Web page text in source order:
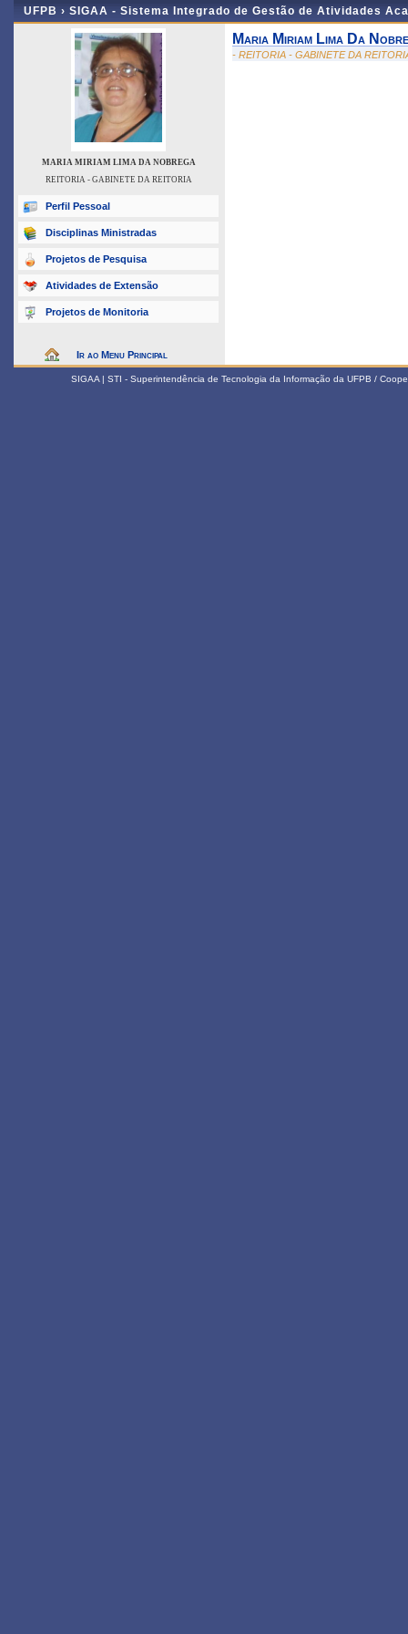
UFPB › SIGAA - Sistema Integrado de Gestão de Atividades
MARIA MIRIAM LIMA DA NOBREGA
REITORIA - GABINETE DA REITORIA
Perfil Pessoal
Disciplinas Ministradas
Projetos de Pesquisa
Atividades de Extensão
Projetos de Monitoria
Ir ao Menu Principal
Maria Miriam Lima Da
- REITORIA - GABINETE DA
SIGAA | STI - Superintendência de Tecnologia da Informação da UFPB /